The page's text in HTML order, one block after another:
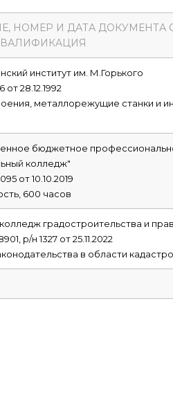
НОМЕР И ДАТА ДОКУМЕНТА
институт им. М.Горького
28.12.1992
металлорежущие станки и
бюджетное
колледж"
от 10.10.2019
600 часов
градостроительства и
р/н 1327 от 25.11.2022
в области